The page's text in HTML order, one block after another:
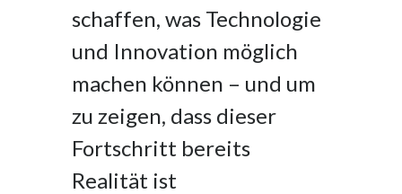
schaffen, was Technologie
und Innovation möglich
machen können – und um
zu zeigen, dass dieser
Fortschritt bereits
Realität ist